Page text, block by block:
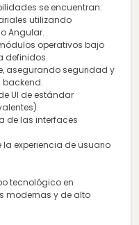
se encuentran:
utilizando
Angular.
operativos bajo
definidos.
asegurando seguridad y
backend.
UI de estándar
de las interfaces
experiencia de usuario
tecnológico en
modernas y de alto